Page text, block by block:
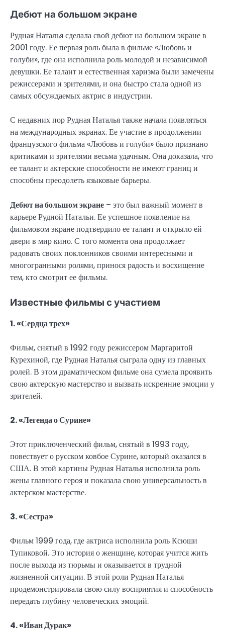
Дебют на большом экране
Рудная Наталья сделала свой дебют на большом экране в
2001 году. Ее первая роль была в фильме «Любовь и
голуби», где она исполнила роль молодой и независимой
девушки. Ее талант и естественная харизма были замечены
режиссерами и зрителями, и она быстро стала одной из
самых обсуждаемых актрис в индустрии.
С недавних пор Рудная Наталья также начала появляться
на международных экранах. Ее участие в продолжении
французского фильма «Любовь и голуби» было признано
критиками и зрителями весьма удачным. Она доказала, что
ее талант и актерские способности не имеют границ и
способны преодолеть языковые барьеры.
Дебют на большом экране – это был важный момент в
карьере Рудной Натальи. Ее успешное появление на
фильмовом экране подтвердило ее талант и открыло ей
двери в мир кино. С того момента она продолжает
радовать своих поклонников своими интересными и
многогранными ролями, принося радость и восхищение
тем, кто смотрит ее фильмы.
Известные фильмы с участием
1. «Сердца трех»
Фильм, снятый в 1992 году режиссером Маргаритой
Курехиной, где Рудная Наталья сыграла одну из главных
ролей. В этом драматическом фильме она сумела проявить
свою актерскую мастерство и вызвать искренние эмоции у
зрителей.
2. «Легенда о Сурине»
Этот приключенческий фильм, снятый в 1993 году,
повествует о русском ковбое Сурине, который оказался в
США. В этой картины Рудная Наталья исполнила роль
жены главного героя и показала свою универсальность в
актерском мастерстве.
3. «Сестра»
Фильм 1999 года, где актриса исполнила роль Ксюши
Тупиковой. Это история о женщине, которая учится жить
после выхода из тюрьмы и оказывается в трудной
жизненной ситуации. В этой роли Рудная Наталья
продемонстрировала свою силу восприятия и способность
передать глубину человеческих эмоций.
4. «Иван Дурак»